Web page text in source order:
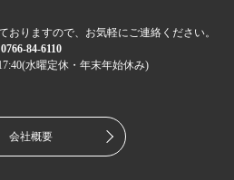
おりますので、お気軽にご連絡ください。
0766-84-6110
水曜定休・年末年始休み)
会社概要